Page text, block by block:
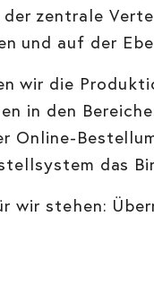
zentrale
und auf der
wir die
in den
Online-
das
wir stehen: